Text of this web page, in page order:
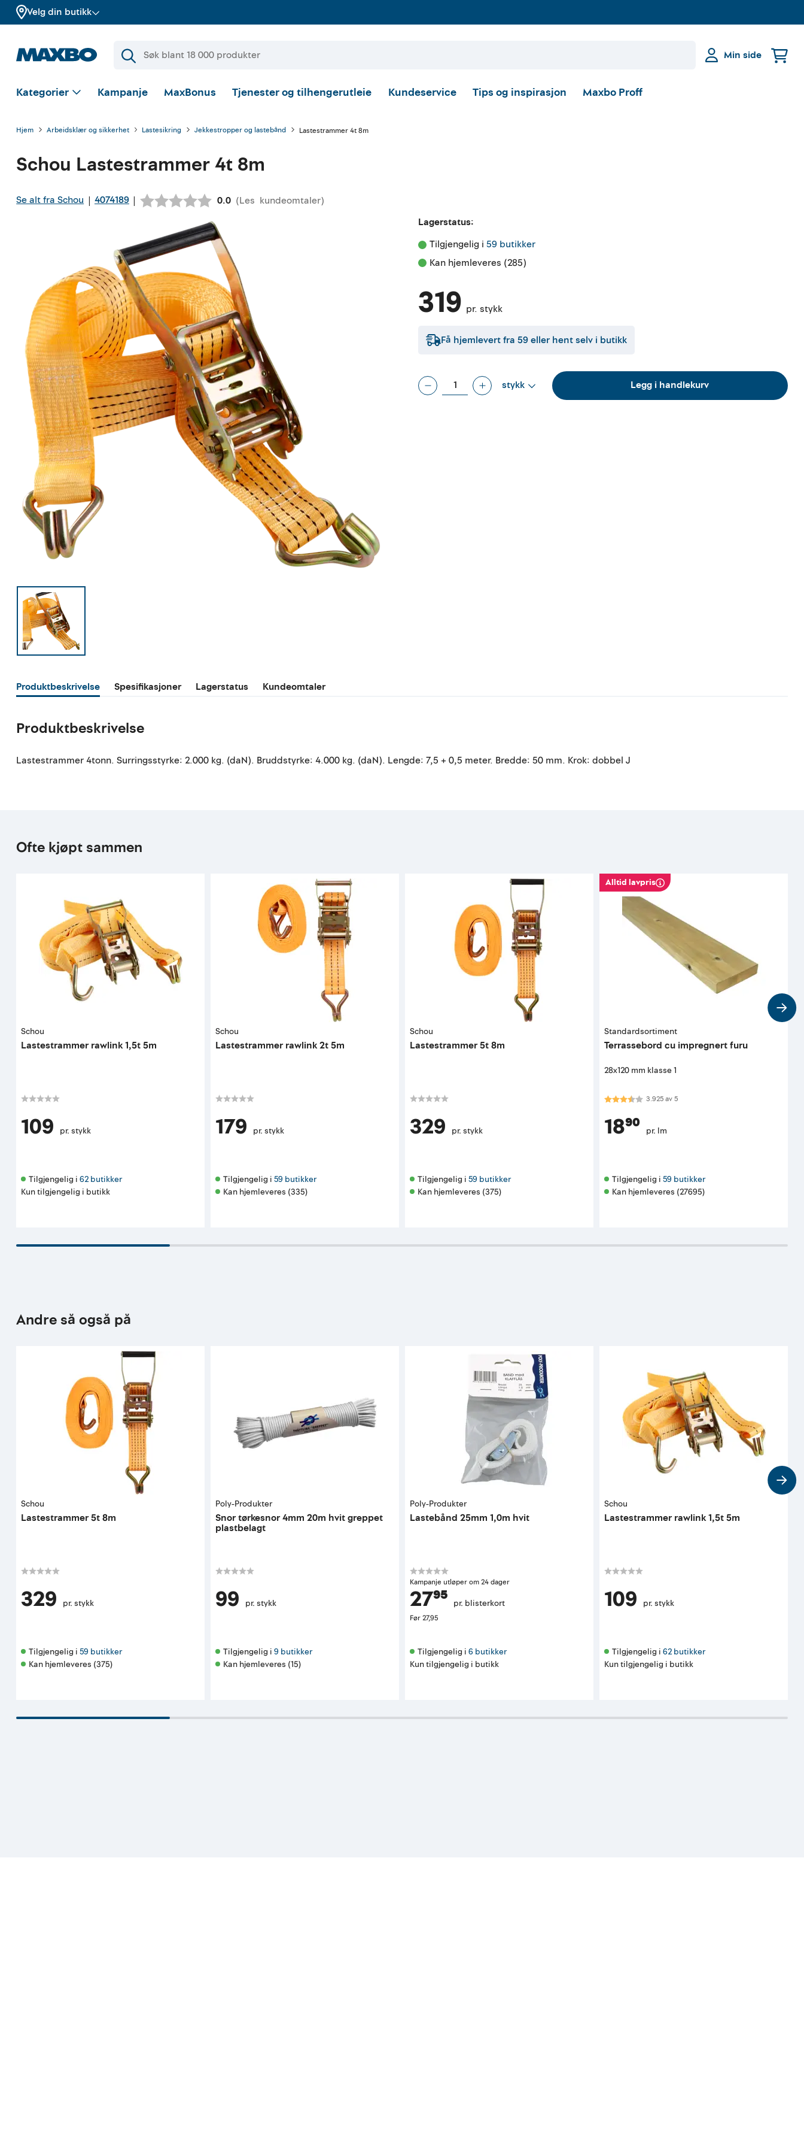
Velg din butikk
Min side
Kategorier Kampanje MaxBonus Tjenester og tilhengerutleie Kundeservice Tips og inspirasjon Maxbo Proff
Hjem Arbeidsklær og sikkerhet Lastesikring Jekkestropper og lastebånd Lastestrammer 4t 8m
Schou Lastestrammer 4t 8m
Se alt fra Schou | 4074189 | Gjennomsnittskarakter:
0.0 (Les kundeomtaler)
Lagerstatus:
Tilgjengelig i 59 butikker
Kan hjemleveres (285)
319 pr. stykk
Få hjemlevert fra 59eller hent selv i butikk
stykk Legg i handlekurv
Produktbeskrivelse Spesifikasjoner Lagerstatus Kundeomtaler
Produktbeskrivelse
Lastestrammer 4tonn. Surringsstyrke: 2.000 kg. (daN). Bruddstyrke: 4.000 kg. (daN). Lengde: 7,5 + 0,5 meter. Bredde: 50 mm. Krok: dobbel J
Ofte kjøpt sammen
Schou
Lastestrammer rawlink 1,5t 5m
109 pr. stykk
Tilgjengelig i 62 butikker
Kun tilgjengelig i butikk
Schou
Lastestrammer rawlink 2t 5m
179 pr. stykk
Tilgjengelig i 59 butikker
Kan hjemleveres (335)
Schou
Lastestrammer 5t 8m
329 pr. stykk
Tilgjengelig i 59 butikker
Kan hjemleveres (375)
Alltid lavpris
Standardsortiment
Terrassebord cu impregnert furu
28x120 mm klasse 1
Karakter:3.9 av 5 mulige
3.925av5
18⁹⁰ pr. lm
Tilgjengelig i 59 butikker
Kan hjemleveres (27695)
Andre så også på
Schou
Lastestrammer 5t 8m
329 pr. stykk
Tilgjengelig i 59 butikker
Kan hjemleveres (375)
Poly-Produkter
Snor tørkesnor 4mm 20m hvit greppet
plastbelagt
99 pr. stykk
Tilgjengelig i 9 butikker
Kan hjemleveres (15)
Poly-Produkter
Lastebånd 25mm 1,0m hvit
Kampanje utløper om 24 dager
27⁹⁵ pr. blisterkort
Før27,95
Tilgjengelig i 6 butikker
Kun tilgjengelig i butikk
Schou
Lastestrammer rawlink 1,5t 5m
109 pr. stykk
Tilgjengelig i 62 butikker
Kun tilgjengelig i butikk